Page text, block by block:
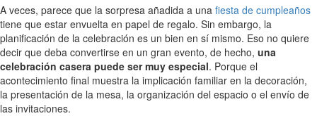
A veces, parece que la sorpresa añadida a una fiesta de cumpleaños
tiene que estar envuelta en papel de regalo. Sin embargo, la
planificación de la celebración es un bien en sí mismo. Eso no quiere
decir que deba convertirse en un gran evento, de hecho, una
celebración casera puede ser muy especial. Porque el
acontecimiento final muestra la implicación familiar en la decoración,
la presentación de la mesa, la organización del espacio o el envío de
las invitaciones.